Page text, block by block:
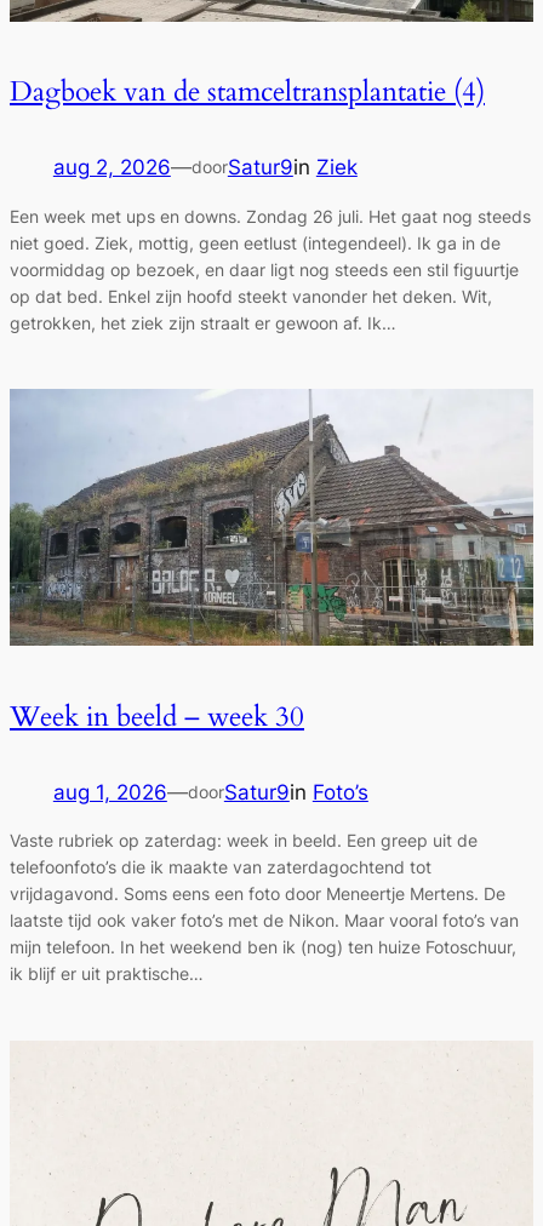
Dagboek van de stamceltransplantatie (4)
aug 2, 2026—doorSatur9in Ziek
Een week met ups en downs. Zondag 26 juli. Het gaat nog steeds
niet goed. Ziek, mottig, geen eetlust (integendeel). Ik ga in de
voormiddag op bezoek, en daar ligt nog steeds een stil figuurtje
op dat bed. Enkel zijn hoofd steekt vanonder het deken. Wit,
getrokken, het ziek zijn straalt er gewoon af. Ik…
Week in beeld – week 30
aug 1, 2026—doorSatur9in Foto’s
Vaste rubriek op zaterdag: week in beeld. Een greep uit de
telefoonfoto’s die ik maakte van zaterdagochtend tot
vrijdagavond. Soms eens een foto door Meneertje Mertens. De
laatste tijd ook vaker foto’s met de Nikon. Maar vooral foto’s van
mijn telefoon. In het weekend ben ik (nog) ten huize Fotoschuur,
ik blijf er uit praktische…